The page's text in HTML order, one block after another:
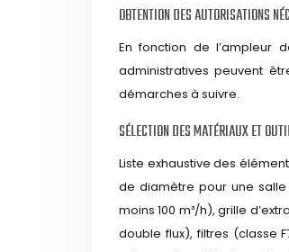
OBTENTION DES AUTORISATIONS
En fonction de l’ampleur
administratives peuvent
démarches à suivre.
SÉLECTION DES MATÉRIAUX ET
Liste exhaustive des
de diamètre pour une
moins 100 m³/h), grille
double flux), filtres (classe